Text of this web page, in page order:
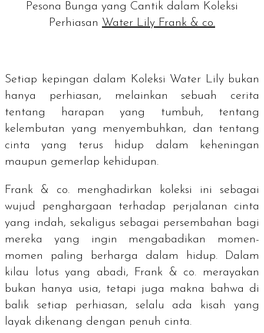
Pesona Bunga yang Cantik dalam Koleksi
Perhiasan Water Lily Frank & co.
Setiap kepingan dalam Koleksi Water Lily bukan
hanya perhiasan, melainkan sebuah cerita
tentang harapan yang tumbuh, tentang
kelembutan yang menyembuhkan, dan tentang
cinta yang terus hidup dalam keheningan
maupun gemerlap kehidupan.
Frank & co. menghadirkan koleksi ini sebagai
wujud penghargaan terhadap perjalanan cinta
yang indah, sekaligus sebagai persembahan bagi
mereka yang ingin mengabadikan momen-
momen paling berharga dalam hidup. Dalam
kilau lotus yang abadi, Frank & co. merayakan
bukan hanya usia, tetapi juga makna bahwa di
balik setiap perhiasan, selalu ada kisah yang
layak dikenang dengan penuh cinta.